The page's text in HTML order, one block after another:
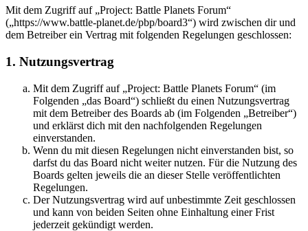
Mit dem Zugriff auf „Project: Battle Planets Forum“
(„https://www.battle-planet.de/pbp/board3“) wird zwischen dir und
dem Betreiber ein Vertrag mit folgenden Regelungen geschlossen:
1. Nutzungsvertrag
Mit dem Zugriff auf „Project: Battle Planets Forum“ (im
Folgenden „das Board“) schließt du einen Nutzungsvertrag
mit dem Betreiber des Boards ab (im Folgenden „Betreiber“)
und erklärst dich mit den nachfolgenden Regelungen
einverstanden.
Wenn du mit diesen Regelungen nicht einverstanden bist, so
darfst du das Board nicht weiter nutzen. Für die Nutzung des
Boards gelten jeweils die an dieser Stelle veröffentlichten
Regelungen.
Der Nutzungsvertrag wird auf unbestimmte Zeit geschlossen
und kann von beiden Seiten ohne Einhaltung einer Frist
jederzeit gekündigt werden.